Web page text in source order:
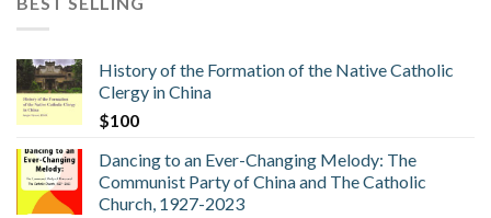
History of the Formation of the Native Catholic
Clergy in China
$100
Dancing to an Ever-Changing Melody: The
Communist Party of China and The Catholic
Church, 1927-2023